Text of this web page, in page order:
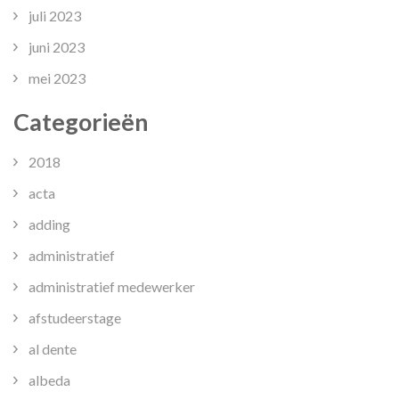
juli 2023
juni 2023
mei 2023
Categorieën
2018
acta
adding
administratief
administratief medewerker
afstudeerstage
al dente
albeda